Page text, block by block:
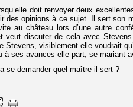
doit renvoyer deux
des opinions à ce sujet. Il sert son
au château lors d’une autre
veut discuter de cela avec
Stevens, visiblement elle voudrait
à ses avances elle part, se mariant
se demander quel maître il sert ?